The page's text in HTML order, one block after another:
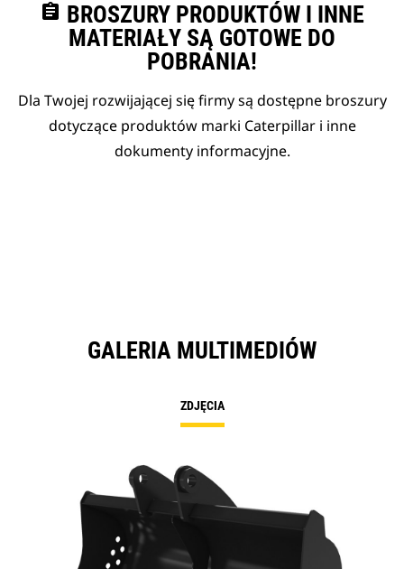
assignment BROSZURY PRODUKTÓW I INNE
MATERIAŁY SĄ GOTOWE DO
POBRANIA!
Dla Twojej rozwijającej się firmy są dostępne broszury
dotyczące produktów marki Caterpillar i inne
dokumenty informacyjne.
GALERIA MULTIMEDIÓW
ZDJĘCIA